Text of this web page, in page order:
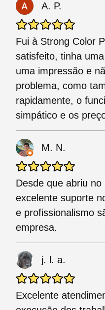
A. P.
Fui à Strong Color
satisfeito, tinha
uma impressão e
problema, como
rapidamente, o
simpático e os
M. N.
Desde que abriu
excelente suporte
e profissionalismo
empresa.
j. l. a.
Excelente